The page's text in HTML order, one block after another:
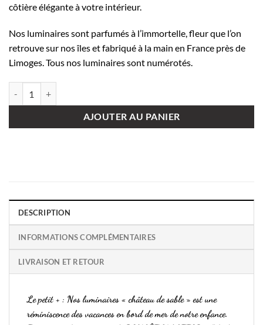
côtière élégante à votre intérieur.
Nos luminaires sont parfumés à l’immortelle, fleur que l’on
retrouve sur nos îles et fabriqué à la main en France près de
Limoges. Tous nos luminaires sont numérotés.
AJOUTER AU PANIER
DESCRIPTION
INFORMATIONS COMPLÉMENTAIRES
LIVRAISON ET RETOUR
Le petit + : Nos luminaires « château de sable » est une
réminiscence des vacances en bord de mer de notre enfance.